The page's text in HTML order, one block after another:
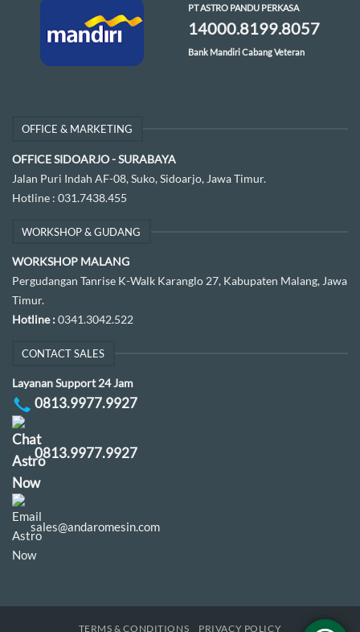
PT ASTRO PANDU PERKASA
14000.8199.8057
Bank Mandiri Cabang Veteran
OFFICE & MARKETING
OFFICE SIDOARJO - SURABAYA
Jalan Puri Indah AF-08, Suko, Sidoarjo, Jawa Timur.
Hotline : 031.7438.455
WORKSHOP & GUDANG
WORKSHOP MALANG
Pergudangan Tanrise K-Walk Karanglo 27, Kabupaten Malang, Jawa
Timur.
Hotline :0341.3042.522
CONTACT SALES
Layanan Support 24 Jam
0813.9977.9927
0813.9977.9927
sales@andaromesin.com
TERMS & CONDITIONS PRIVACY POLICY